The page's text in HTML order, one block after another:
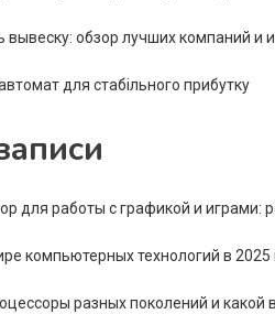
вывеску: обзор лучших компаний и
для стабільного прибутку
для работы с графикой и играми:
компьютерных технологий в 2025
разных поколений и какой